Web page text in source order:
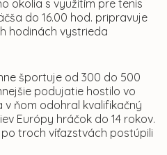
okolia s využitím pre tenis
do 16.00 hod. pripravuje
hodinách vystrieda
športuje od 300 do 500
podujatie hostilo vo
ňom odohral kvalifikačný
Európy hráčok do 14 rokov.
troch víťazstvách postúpili